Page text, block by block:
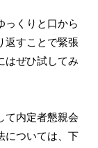
っくりと口から
返すことで緊張
はぜひ試してみ
て内定者懇親会
については、下